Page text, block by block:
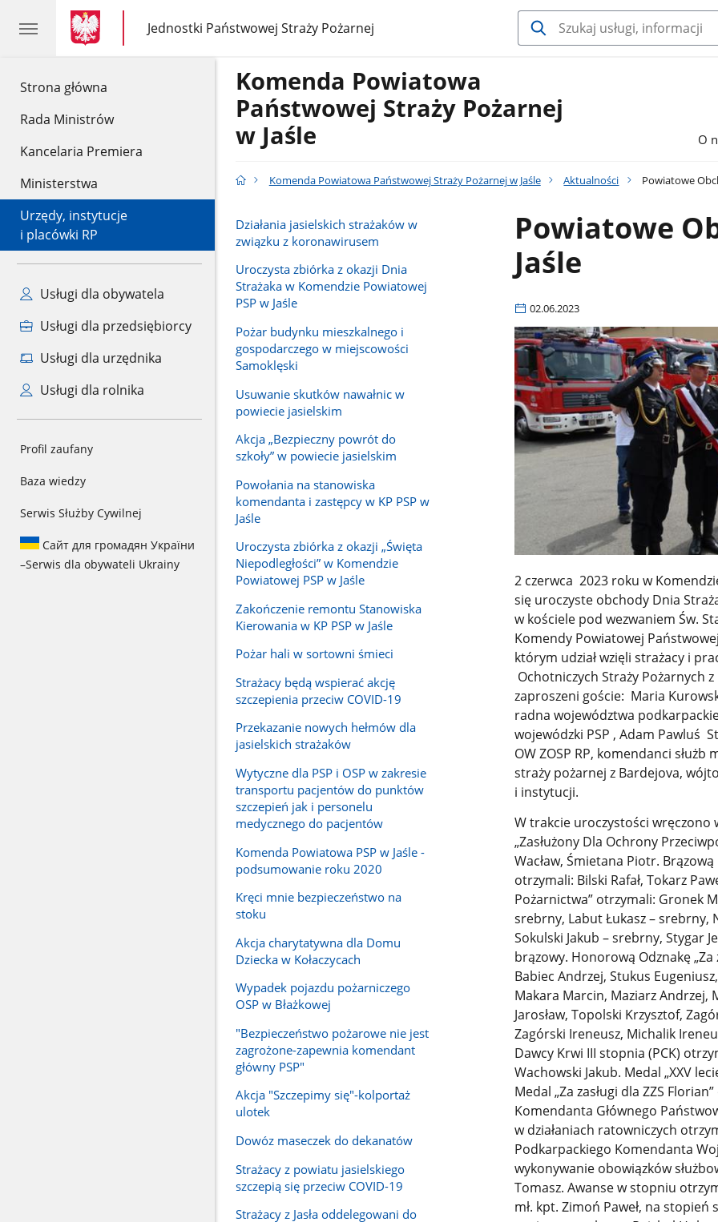
Strona główna
Rada Ministrów
Kancelaria Premiera
Ministerstwa
Urzędy, instytucje
i placówki RP
Usługi dla obywatela
Usługi dla przedsiębiorcy
Usługi dla urzędnika
Usługi dla rolnika
Profil zaufany
Baza wiedzy
Serwis Służby Cywilnej
Сайт для громадян України
–Serwis dla obywateli Ukrainy
gov.pl
gov.pl
Jednostki Państwowej Straży Pożarnej
gov.pl
Jednostki
Państwowej
Komenda Powiatowa
Państwowej Straży Pożarnej
w Jaśle
O
Komenda Powiatowa Państwowej Straży Pożarnej w Jaśle Aktualności Powiatowe
Działania jasielskich strażaków w
związku z koronawirusem
Uroczysta zbiórka z okazji Dnia
Strażaka w Komendzie Powiatowej
PSP w Jaśle
Pożar budynku mieszkalnego i
gospodarczego w miejscowości
Samoklęski
Usuwanie skutków nawałnic w
powiecie jasielskim
Akcja „Bezpieczny powrót do
szkoły” w powiecie jasielskim
Powołania na stanowiska
komendanta i zastępcy w KP PSP w
Jaśle
Uroczysta zbiórka z okazji „Święta
Niepodległości” w Komendzie
Powiatowej PSP w Jaśle
Zakończenie remontu Stanowiska
Kierowania w KP PSP w Jaśle
Pożar hali w sortowni śmieci
Strażacy będą wspierać akcję
szczepienia przeciw COVID-19
Przekazanie nowych hełmów dla
jasielskich strażaków
Wytyczne dla PSP i OSP w zakresie
transportu pacjentów do punktów
szczepień jak i personelu
medycznego do pacjentów
Komenda Powiatowa PSP w Jaśle -
podsumowanie roku 2020
Kręci mnie bezpieczeństwo na
stoku
Akcja charytatywna dla Domu
Dziecka w Kołaczycach
Wypadek pojazdu pożarniczego
OSP w Błażkowej
"Bezpieczeństwo pożarowe nie jest
zagrożone-zapewnia komendant
główny PSP"
Akcja "Szczepimy się"-kolportaż
ulotek
Dowóz maseczek do dekanatów
Strażacy z powiatu jasielskiego
szczepią się przeciw COVID-19
Strażacy z Jasła oddelegowani do
Powiatowe
Jaśle
02.06.2023
2 czerwca 2023 roku w
się uroczyste obchody Dnia
w kościele pod wezwaniem Św.
Komendy Powiatowej
którym udział wzięli strażacy i
Ochotniczych Straży Pożarnych
zaproszeni goście: Maria
radna województwa
wojewódzki PSP , Adam Pawluś
OW ZOSP RP, komendanci
straży pożarnej z Bardejova,
i instytucji.
W trakcie uroczystości wręczono
„Zasłużony Dla Ochrony
Wacław, Śmietana Piotr.
otrzymali: Bilski Rafał, Tokarz
Pożarnictwa” otrzymali: Gronek
srebrny, Labut Łukasz – srebrny,
Sokulski Jakub – srebrny, Stygar
brązowy. Honorową Odznakę
Babiec Andrzej, Stukus
Makara Marcin, Maziarz Andrzej,
Jarosław, Topolski Krzysztof,
Zagórski Ireneusz, Michalik
Dawcy Krwi III stopnia (PCK)
Wachowski Jakub. Medal „XXV
Medal „Za zasługi dla ZZS
Komendanta Głównego
w działaniach ratowniczych
Podkarpackiego Komendanta
wykonywanie obowiązków
Tomasz. Awanse w stopniu
mł. kpt. Zimoń Paweł, na